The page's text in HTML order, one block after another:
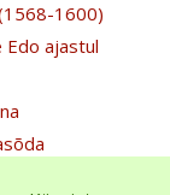
1600)
Edo ajastul